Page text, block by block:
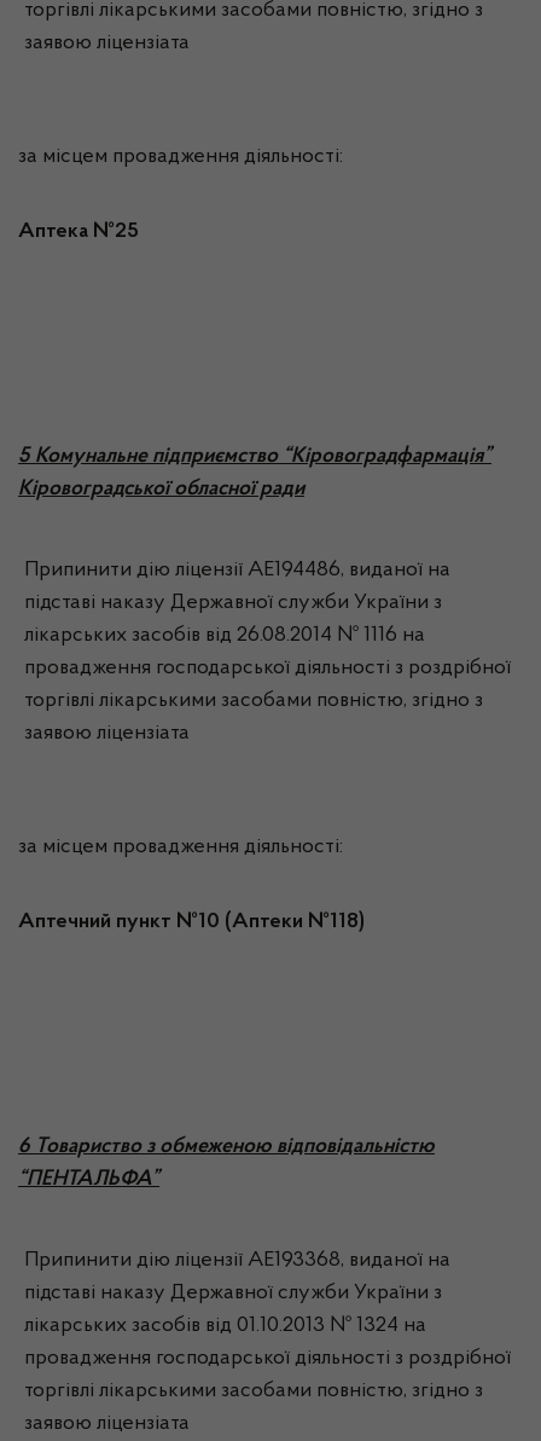
торгівлі лікарськими засобами повністю, згідно з
заявою ліцензіата
за місцем провадження діяльності:
Аптека №25
5 Комунальне підприємство “Кіровоградфармація”
Кіровоградської обласної ради
Припинити дію ліцензії АЕ194486, виданої на
підставі наказу Державної служби України з
лікарських засобів від 26.08.2014 № 1116 на
провадження господарської діяльності з роздрібної
торгівлі лікарськими засобами повністю, згідно з
заявою ліцензіата
за місцем провадження діяльності:
Аптечний пункт №10 (Аптеки №118)
6 Товариство з обмеженою відповідальністю
“ПЕНТАЛЬФА”
Припинити дію ліцензії АЕ193368, виданої на
підставі наказу Державної служби України з
лікарських засобів від 01.10.2013 № 1324 на
провадження господарської діяльності з роздрібної
торгівлі лікарськими засобами повністю, згідно з
заявою ліцензіата